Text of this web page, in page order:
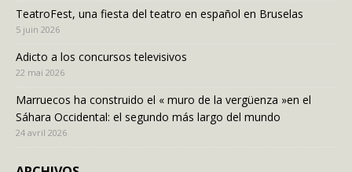
TeatroFest, una fiesta del teatro en español en Bruselas
5 juin 2026
Adicto a los concursos televisivos
22 mai 2026
Marruecos ha construido el « muro de la vergüenza »en el
Sáhara Occidental: el segundo más largo del mundo
24 avril 2026